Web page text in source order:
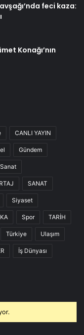
feci kaza:
Konağı’nın
CANLI YAYIN
Gündem
SANAT
Siyaset
Spor TARİH
Türkiye Ulaşım
İş Dünyası